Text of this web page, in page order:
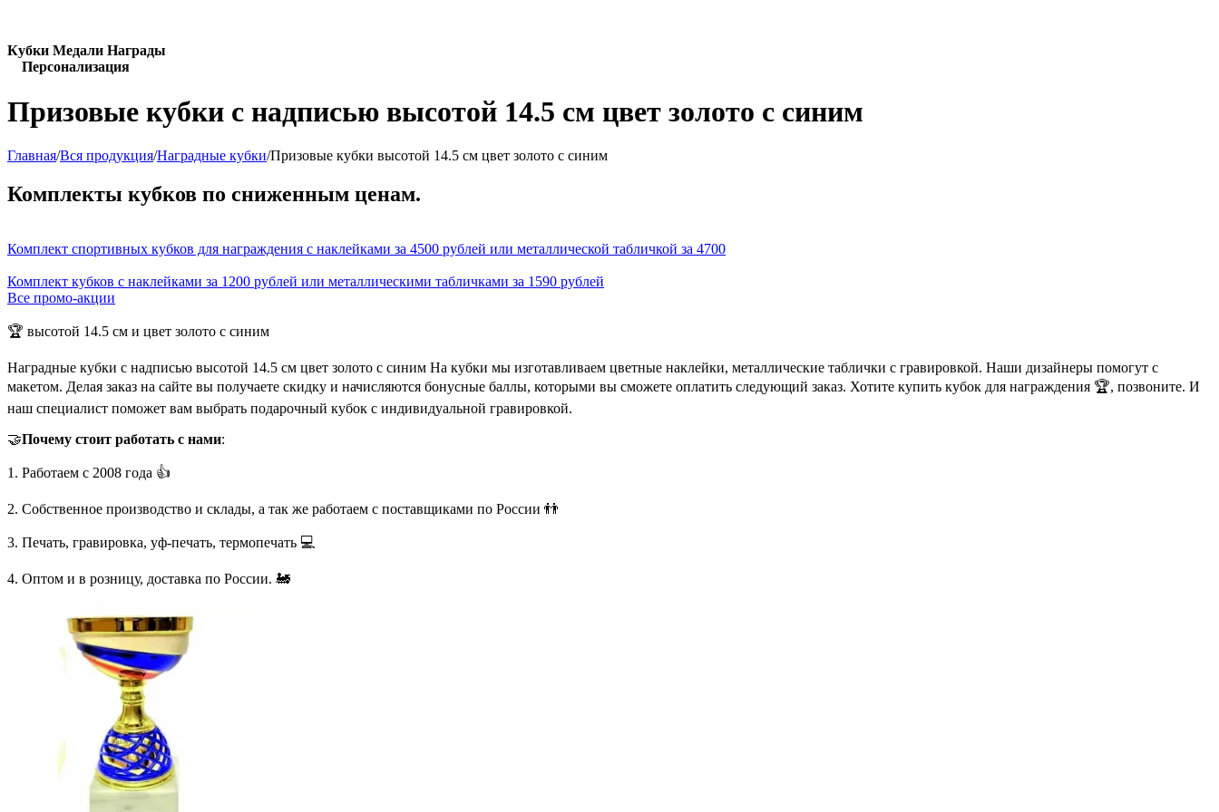
Кубки Медали Награды
Персонализация
Призовые кубки с надписью высотой 14.5 см цвет золото с синим
Главная/Вся продукция/Наградные кубки/Призовые кубки высотой 14.5 см цвет золото с синим
Комплекты кубков по сниженным ценам.
Комплект спортивных кубков для награждения с наклейками за 4500 рублей или металлической табличкой за 4700
Комплект кубков с наклейками за 1200 рублей или металлическими табличками за 1590 рублей
Все промо-акции
🏆 высотой 14.5 см и цвет золото с синим
Наградные кубки с надписью высотой 14.5 см цвет золото с синим На кубки мы изготавливаем цветные наклейки, металлические таблички с гравировкой. Наши дизайнеры помогут с
макетом. Делая заказ на сайте вы получаете скидку и начисляются бонусные баллы, которыми вы сможете оплатить следующий заказ. Хотите купить кубок для награждения 🏆, позвоните. И
наш специалист поможет вам выбрать подарочный кубок с индивидуальной гравировкой.
🤝Почему стоит работать с нами:
1. Работаем с 2008 года 👍
2. Собственное производство и склады, а так же работаем с поставщиками по России 👬
3. Печать, гравировка, уф-печать, термопечать 💻
4. Оптом и в розницу, доставка по России. 🚂